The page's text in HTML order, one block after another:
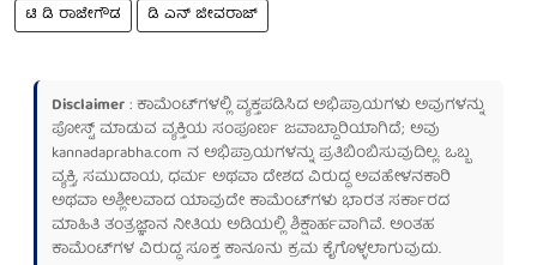
ಟಿ ಡಿ ರಾಜೇಗೌಡ
ಡಿ ಎನ್ ಜೀವರಾಜ್
Disclaimer: ಕಾಮೆಂಟ್‌ಗಳಲ್ಲಿ ವ್ಯಕ್ತಪಡಿಸಿದ ಅಭಿಪ್ರಾಯಗಳು ಅವುಗಳನ್ನು
ಪೋಸ್ಟ್ ಮಾಡುವ ವ್ಯಕ್ತಿಯ ಸಂಪೂರ್ಣ ಜವಾಬ್ದಾರಿಯಾಗಿದೆ; ಅವು
kannadaprabha.com ನ ಅಭಿಪ್ರಾಯಗಳನ್ನು ಪ್ರತಿಬಿಂಬಿಸುವುದಿಲ್ಲ. ಒಬ್ಬ
ವ್ಯಕ್ತಿ, ಸಮುದಾಯ, ಧರ್ಮ ಅಥವಾ ದೇಶದ ವಿರುದ್ಧ ಅವಹೇಳನಕಾರಿ
ಅಥವಾ ಅಶ್ಲೀಲವಾದ ಯಾವುದೇ ಕಾಮೆಂಟ್‌ಗಳು ಭಾರತ ಸರ್ಕಾರದ
ಮಾಹಿತಿ ತಂತ್ರಜ್ಞಾನ ನೀತಿಯ ಅಡಿಯಲ್ಲಿ ಶಿಕ್ಷಾರ್ಹವಾಗಿವೆ. ಅಂತಹ
ಕಾಮೆಂಟ್‌ಗಳ ವಿರುದ್ಧ ಸೂಕ್ತ ಕಾನೂನು ಕ್ರಮ ಕೈಗೊಳ್ಳಲಾಗುವುದು.